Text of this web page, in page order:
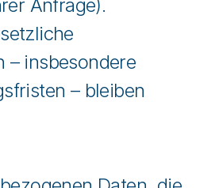
Anfrage).
– insbesondere
– bleiben